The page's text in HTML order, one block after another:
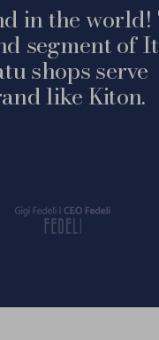
in the world!
segment of
shops serve
like Kiton.